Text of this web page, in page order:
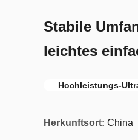
Stabile
leichtes
Hochleistungs-
Herkunftsort: China